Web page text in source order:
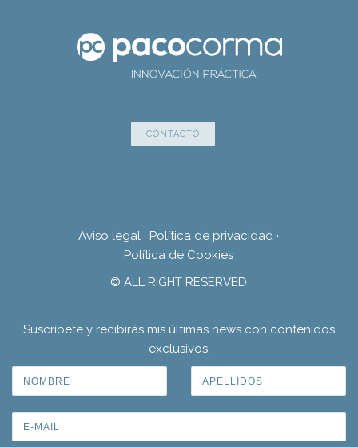
CONTACTO
Aviso legal · Política de privacidad ·
Política de Cookies
© ALL RIGHT RESERVED
Suscríbete y recibirás mis últimas news con contenidos
exclusivos.